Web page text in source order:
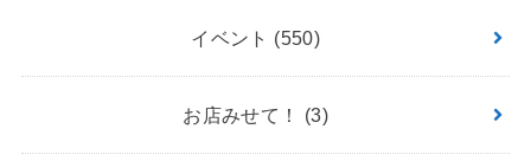
イベント (550)
お店みせて！ (3)